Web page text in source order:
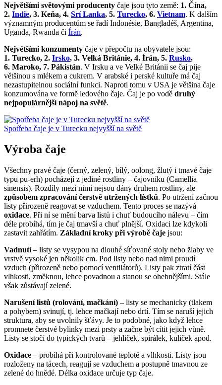
Největšími světovými producenty čaje jsou tyto země: 1. Čína,
2. Indie, 3. Keňa, 4. Srí Lanka, 5. Turecko, 6. Vietnam. K dalším
významným producentům se řadí Indonésie, Bangladéš, Argentina,
Uganda, Rwanda či Írán.
Největšími konzumenty čaje v přepočtu na obyvatele jsou:
1. Turecko, 2. Irsko, 3. Velká Británie, 4. Írán, 5. Rusko,
6. Maroko, 7. Pákistán. V Irsku a ve Velké Británii se čaj pije
většinou s mlékem a cukrem. V arabské i perské kultuře má čaj
nezastupitelnou sociální funkci. Naproti tomu v USA je většina čaje
konzumována ve formě ledového čaje. Čaj je po vodě druhý
nejpopulárnější nápoj na světě.
Spotřeba čaje je v Turecku nejvyšší na světě
Výroba čaje
Všechny pravé čaje (černý, zelený, bílý, oolong, žlutý i tmavé čaje
typu pu-erh) pocházejí z jediné rostliny – čajovníku (Camellia
sinensis). Rozdíly mezi nimi nejsou dány druhem rostliny, ale
způsobem zpracování čerstvě utržených lístků. Po utržení začnou
listy přirozeně reagovat se vzduchem. Tento proces se nazývá
oxidace. Při ní se mění barva listů i chuť budoucího nálevu – čím
déle probíhá, tím je čaj tmavší a chuť plnější. Oxidaci lze kdykoli
zastavit zahřátím. Základní kroky při výrobě čaje jsou:
Vadnutí– listy se vysypou na dlouhé síťované stoly nebo žlaby ve
vrstvě vysoké jen několik cm. Pod listy nebo nad nimi proudí
vzduch (přirozeně nebo pomocí ventilátorů). Listy pak ztratí část
vlhkosti, změknou, lehce povadnou a stanou se ohebnějšími. Stále
však zůstávají zelené.
Narušení listů (rolování, mačkání) – listy se mechanicky (tlakem
a pohybem) svinují, tj. lehce mačkají nebo drtí. Tím se naruší jejich
struktura, aby se uvolnily šťávy. Je to podobné, jako když lehce
promnete čerstvé bylinky mezi prsty a začne být cítit jejich vůně.
Listy se stočí do typických tvarů – jehliček, spirálek, kuliček apod.
Oxidace – probíhá při kontrolované teplotě a vlhkosti. Listy jsou
rozloženy na tácech, reagují se vzduchem a postupně tmavnou ze
zelené do hnědé. Délka oxidace určuje typ čaje.